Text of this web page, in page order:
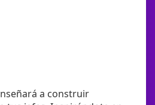
a construir